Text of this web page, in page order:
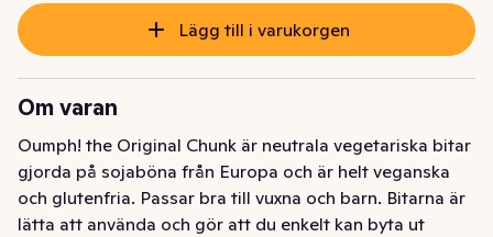
Lägg till i varukorgen
Om varan
Oumph! the Original Chunk är neutrala vegetariska bitar
gjorda på sojaböna från Europa och är helt veganska
och glutenfria. Passar bra till vuxna och barn. Bitarna är
lätta att använda och gör att du enkelt kan byta ut